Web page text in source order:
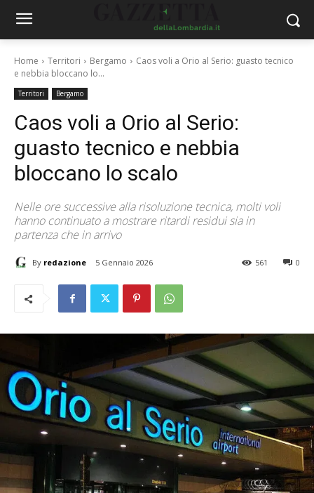
Home Territori Bergamo
Caos voli a Orio al Serio: guasto tecnico
e nebbia bloccano lo...
Territori Bergamo
Caos voli a Orio al Serio:
guasto tecnico e nebbia
bloccano lo scalo
Nelle ore successive alla risoluzione tecnica, molti voli
hanno continuato a mostrare ritardi residui sia in
partenza che in arrivo
By redazione 5 Gennaio 2026 0
561